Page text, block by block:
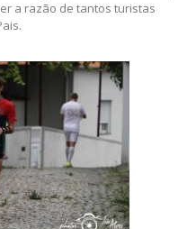
a razão de tantos turistas